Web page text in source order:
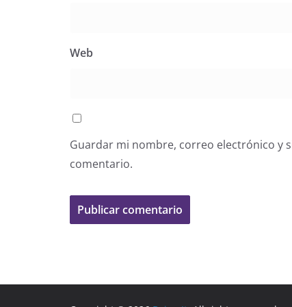
Web
Guardar mi nombre, correo electrónico y
comentario.